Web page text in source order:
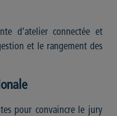
d’atelier connectée et
et le rangement des
pour convaincre le jury